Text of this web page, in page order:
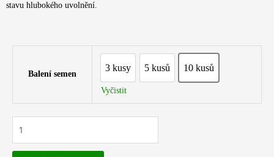
stavu hlubokého uvolnění.
Balení semen
3 kusy
3 kusy
5 kusů
5 kusů
10 kusů
10 kusů
Vyčistit
Seeds
-